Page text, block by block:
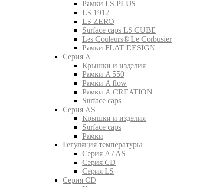
Рамки LS PLUS
LS 1912
LS ZERO
Surface caps LS CUBE
Les Couleurs® Le Corbusier
Рамки FLAT DESIGN
Серия A
Крышки и изделия
Рамки A 550
Рамки A flow
Рамки A CREATION
Surface caps
Серия AS
Крышки и изделия
Surface caps
Рамки
Регуляция температуры
Серия A / AS
Серия CD
Серия LS
Серия CD